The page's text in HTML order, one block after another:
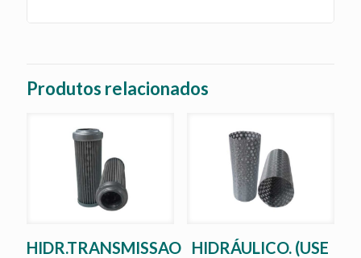
Produtos relacionados
HIDR.TRANSMISSAO HIDRÁULICO. (USE